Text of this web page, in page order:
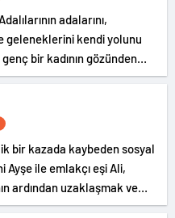
adalarını,
geleneklerini kendi yolunu
bir kadının gözünden
bir kazada kaybeden sosyal
Ayşe ile emlakçı eşi Ali,
ardından uzaklaşmak ve
gözlerden uzak bir köy